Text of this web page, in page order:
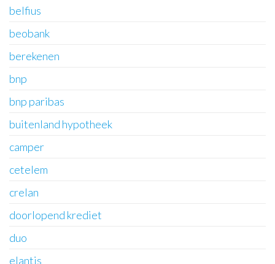
belfius
beobank
berekenen
bnp
bnp paribas
buitenland hypotheek
camper
cetelem
crelan
doorlopend krediet
duo
elantis